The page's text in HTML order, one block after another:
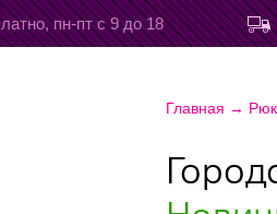
пн-пт с 9 до 18
Главная →